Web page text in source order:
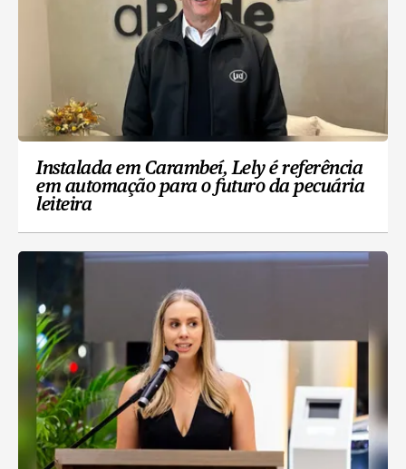
Instalada em Carambeí, Lely é referência
em automação para o futuro da pecuária
leiteira